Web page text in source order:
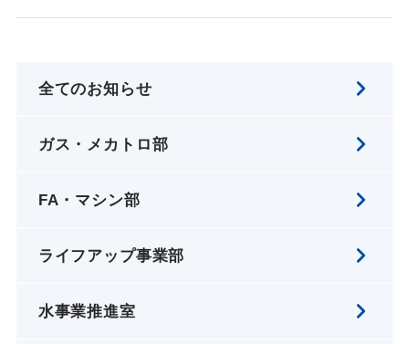
全てのお知らせ
ガス・メカトロ部
FA・マシン部
ライフアップ事業部
水事業推進室